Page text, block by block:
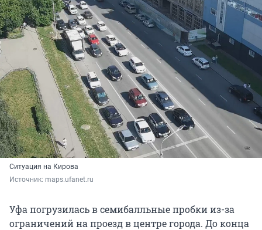
Ситуация на Кирова
Источник: maps.ufanet.ru
Уфа погрузилась в семибалльные пробки из-за
ограничений на проезд в центре города. До конца